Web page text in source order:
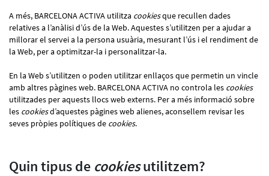
A més, BARCELONA ACTIVA utilitza cookiesque recullen dades
relatives a l’anàlisi d’ús de la Web. Aquestes s’utilitzen per a ajudar a
millorar el servei a la persona usuària, mesurant l’ús i el rendiment de
la Web, per a optimitzar-la i personalitzar-la.
En la Web s’utilitzen o poden utilitzar enllaços que permetin un vincle
amb altres pàgines web. BARCELONA ACTIVA no controla les cookies
utilitzades per aquests llocs web externs. Per a més informació sobre
les cookiesd’aquestes pàgines web alienes, aconsellem revisar les
seves pròpies polítiques de cookies.
Quin tipus de cookiesutilitzem?